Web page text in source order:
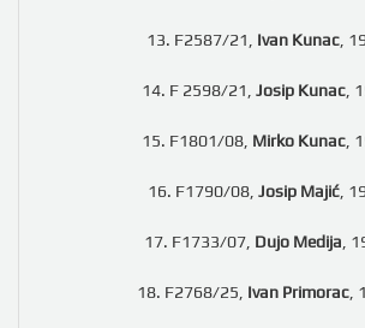
13. F2587/21, Ivan Kunac ,
14. F 2598/21, Josip Kunac,
15. F1801/08, Mirko Kunac,
16. F1790/08, Josip Majić,
17. F1733/07, Dujo Medija ,
18. F2768/25, Ivan Primorac